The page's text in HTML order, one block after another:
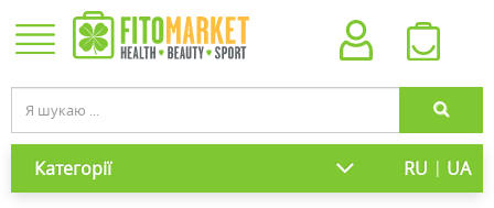
Категорії RU | UA